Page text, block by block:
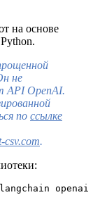
на основе
не
API OpenAI.
по ссылке
csv.com.
openai